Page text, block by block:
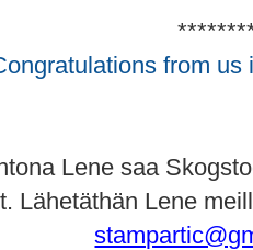
from us
Lene saa
Lähetäthän Lene